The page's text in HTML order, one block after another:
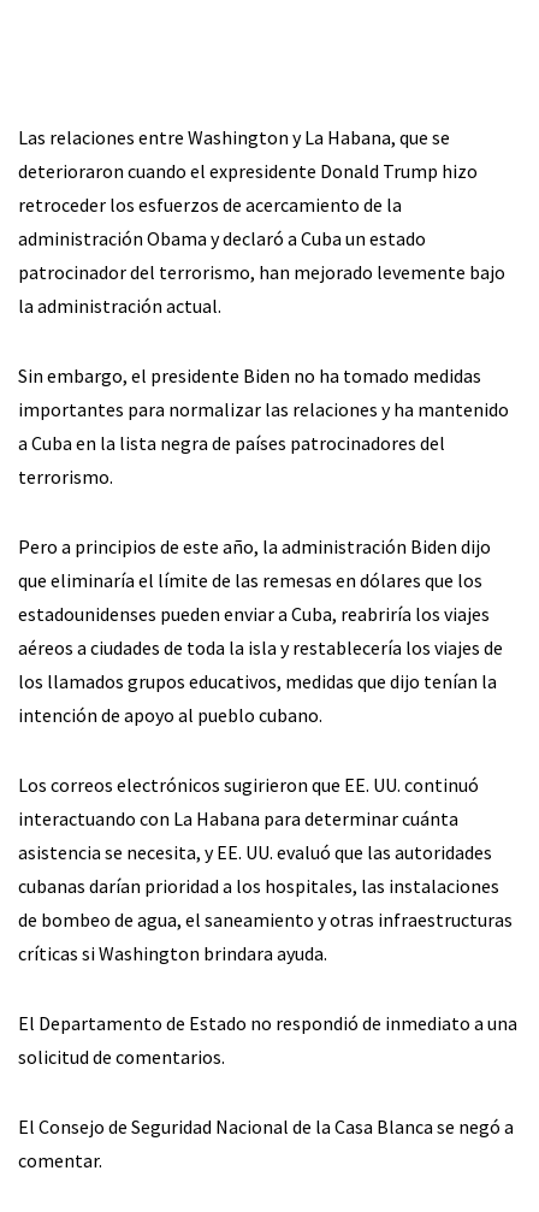
Las relaciones entre Washington y La Habana, que se
deterioraron cuando el expresidente Donald Trump hizo
retroceder los esfuerzos de acercamiento de la
administración Obama y declaró a Cuba un estado
patrocinador del terrorismo, han mejorado levemente bajo
la administración actual.
Sin embargo, el presidente Biden no ha tomado medidas
importantes para normalizar las relaciones y ha mantenido
a Cuba en la lista negra de países patrocinadores del
terrorismo.
Pero a principios de este año, la administración Biden dijo
que eliminaría el límite de las remesas en dólares que los
estadounidenses pueden enviar a Cuba, reabriría los viajes
aéreos a ciudades de toda la isla y restablecería los viajes de
los llamados grupos educativos, medidas que dijo tenían la
intención de apoyo al pueblo cubano.
Los correos electrónicos sugirieron que EE. UU. continuó
interactuando con La Habana para determinar cuánta
asistencia se necesita, y EE. UU. evaluó que las autoridades
cubanas darían prioridad a los hospitales, las instalaciones
de bombeo de agua, el saneamiento y otras infraestructuras
críticas si Washington brindara ayuda.
El Departamento de Estado no respondió de inmediato a una
solicitud de comentarios.
El Consejo de Seguridad Nacional de la Casa Blanca se negó a
comentar.